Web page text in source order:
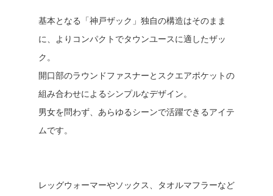
基本となる「神戸ザック」独自の構造はそのまま
に、よりコンパクトでタウンユースに適したザッ
ク。
開口部のラウンドファスナーとスクエアポケットの
組み合わせによるシンプルなデザイン。
男女を問わず、あらゆるシーンで活躍できるアイテ
ムです。
レッグウォーマーやソックス、タオルマフラーなど